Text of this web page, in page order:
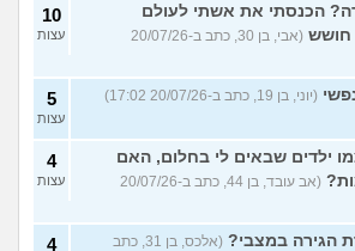
הכנסתי את אשתי לעולם
חושש
(אבי, בן 30, כתב ב-20/07/26
10
עצות
(יוני, בן 19, כתב ב-20/07/26 17:02) 5
עצות
ילדים שבאים לי בחלום, האם
(אב עובד, בן 44, כתב ב-20/07/26
4
עצות
הגירה במצבי?
(אלכס, בן 31, כתב
4